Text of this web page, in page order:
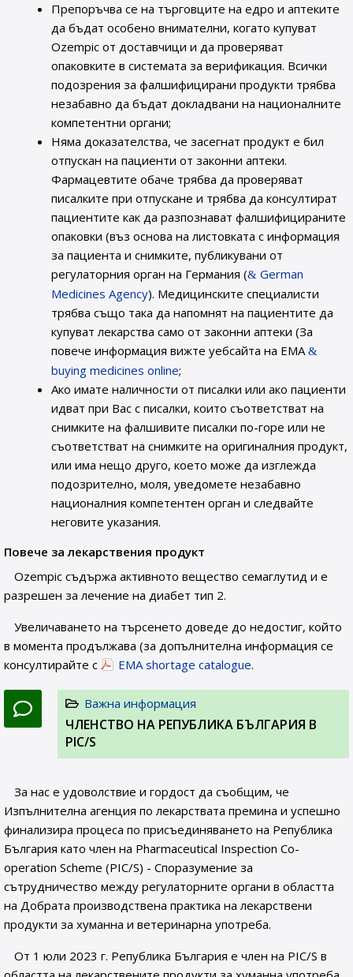
Препоръчва се на търговците на едро и аптеките
да бъдат особено внимателни, когато купуват
Ozempic от доставчици и да проверяват
опаковките в системата за верификация. Всички
подозрения за фалшифицирани продукти трябва
незабавно да бъдат докладвани на националните
компетентни органи;
Няма доказателства, че засегнат продукт е бил
отпускан на пациенти от законни аптеки.
Фармацевтите обаче трябва да проверяват
писалките при отпускане и трябва да консултират
пациентите как да разпознават фалшифицираните
опаковки (въз основа на листовката с информация
за пациента и снимките, публикувани от
регулаторния орган на Германия (
German
Medicines Agency). Медицинските специалисти
трябва също така да напомнят на пациентите да
купуват лекарства само от законни аптеки (За
повече информация вижте уебсайта на ЕМА
buying medicines online;
Ако имате наличности от писалки или ако пациенти
идват при Вас с писалки, които съответстват на
снимките на фалшивите писалки по-горе или не
съответстват на снимките на оригиналния продукт,
или има нещо друго, което може да изглежда
подозрително, моля, уведомете незабавно
националния компетентен орган и следвайте
неговите указания.
Повече за лекарствения продукт
Ozempic съдържа активното вещество семаглутид и е
разрешен за лечение на диабет тип 2.
Увеличаването на търсенето доведе до недостиг, който
в момента продължава (за допълнителна информация се
консултирайте с
EMA shortage catalogue.
Важна информация
ЧЛЕНСТВО НА РЕПУБЛИКА БЪЛГАРИЯ В
PIC/S
За нас е удоволствие и гордост да съобщим, че
Изпълнителна агенция по лекарствата премина и успешно
финализира процеса по присъединяването на Република
България като член на Pharmaceutical Inspection Co-
operation Scheme (PIC/S) - Споразумение за
сътрудничество между регулаторните органи в областта
на Добрата производствена практика на лекарствени
продукти за хуманна и ветеринарна употреба.
От 1 юли 2023 г. Република България е член на PIC/S в